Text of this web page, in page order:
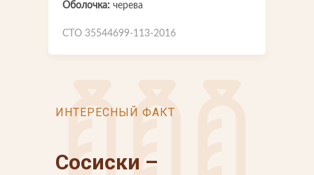
Оболочка: черева
СТО 35544699-113-2016
ИНТЕРЕСНЫЙ ФАКТ
Сосиски –